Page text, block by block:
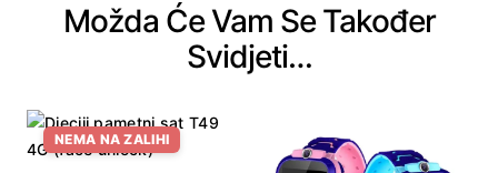
Možda Će Vam Se Također
Svidjeti…
NEMA NA ZALIHI